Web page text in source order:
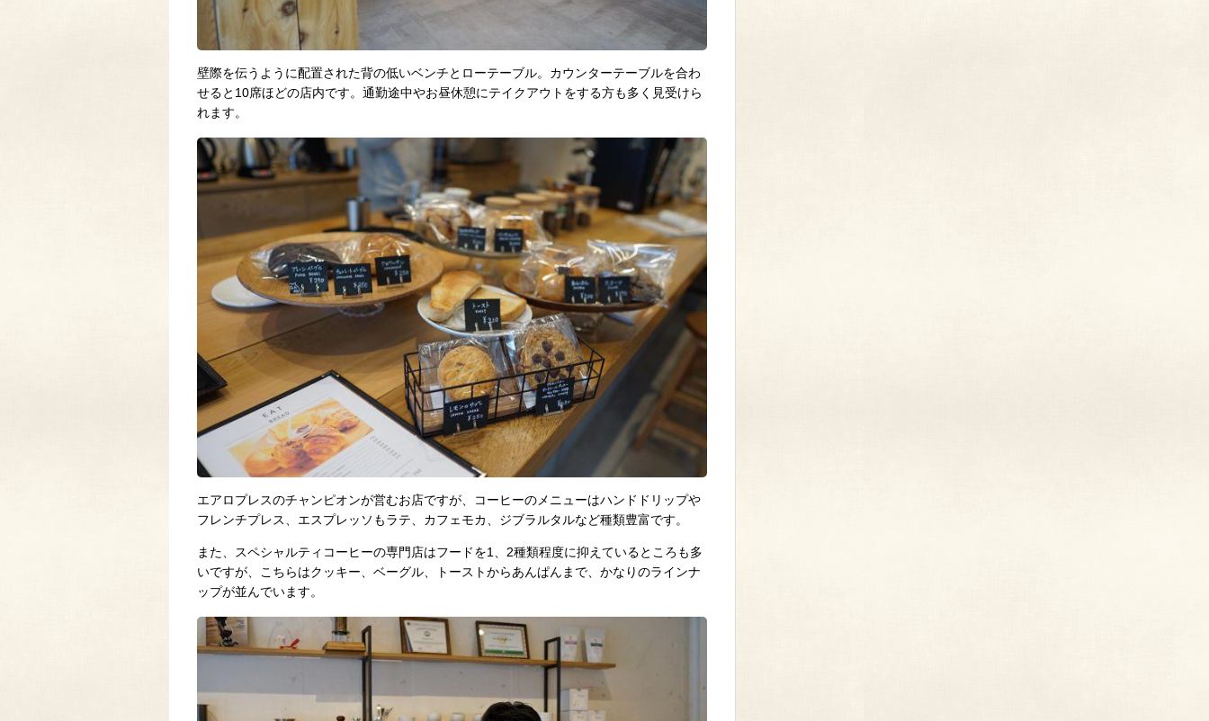
壁際を伝うように配置された背の低いベンチとローテーブル。カウンターテーブルを合わ
せると10席ほどの店内です。通勤途中やお昼休憩にテイクアウトをする方も多く見受けら
れます。
エアロプレスのチャンピオンが営むお店ですが、コーヒーのメニューはハンドドリップや
フレンチプレス、エスプレッソもラテ、カフェモカ、ジブラルタルなど種類豊富です。
また、スペシャルティコーヒーの専門店はフードを1、2種類程度に抑えているところも多
いですが、こちらはクッキー、ベーグル、トーストからあんぱんまで、かなりのラインナ
ップが並んでいます。